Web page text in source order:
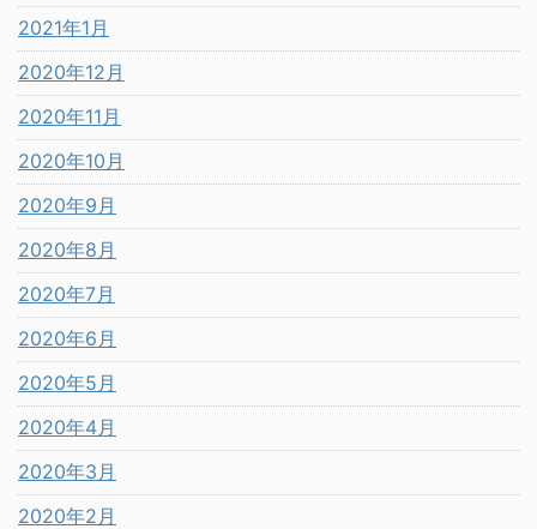
2021年1月
2020年12月
2020年11月
2020年10月
2020年9月
2020年8月
2020年7月
2020年6月
2020年5月
2020年4月
2020年3月
2020年2月